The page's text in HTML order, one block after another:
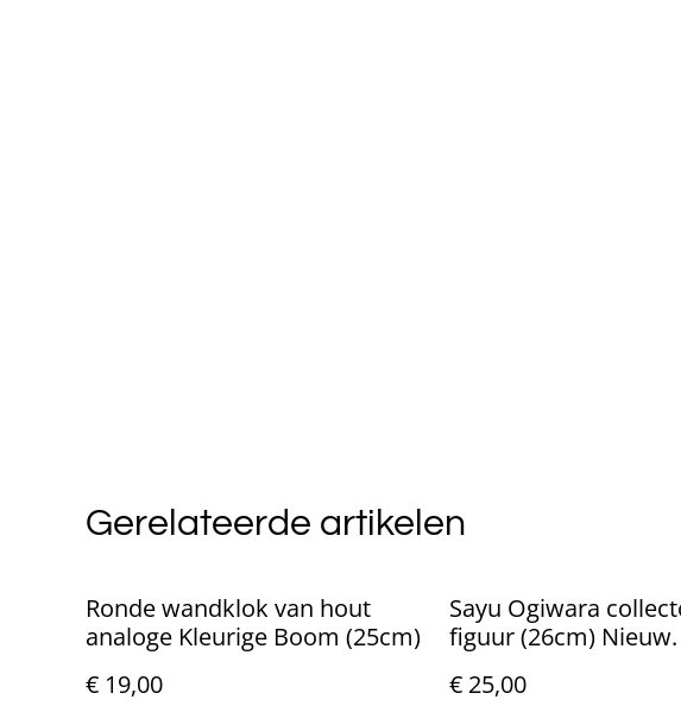
Gerelateerde artikelen
Ronde wandklok van hout
analoge Kleurige Boom (25cm)
€ 19,00
Sayu Ogiwara
figuur (26cm) Nieuw.
€ 25,00